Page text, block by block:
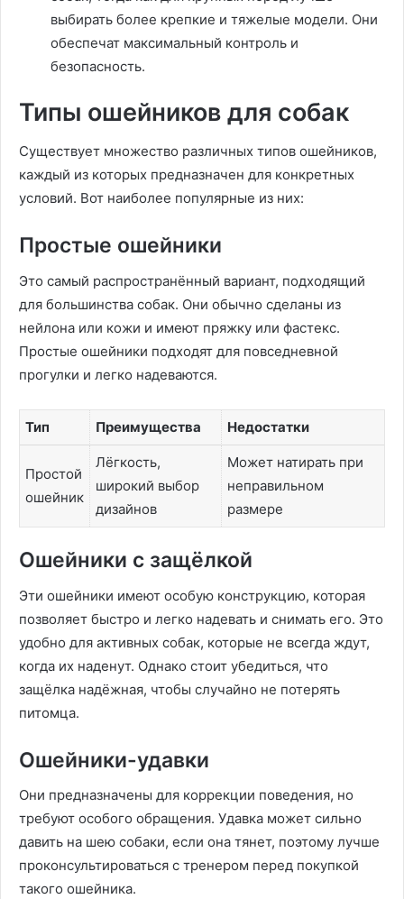
выбирать более крепкие и тяжелые модели. Они
обеспечат максимальный контроль и
безопасность.
Типы ошейников для собак
Существует множество различных типов ошейников,
каждый из которых предназначен для конкретных
условий. Вот наиболее популярные из них:
Простые ошейники
Это самый распространённый вариант, подходящий
для большинства собак. Они обычно сделаны из
нейлона или кожи и имеют пряжку или фастекс.
Простые ошейники подходят для повседневной
прогулки и легко надеваются.
Тип Преимущества Недостатки
Простой
ошейник
Лёгкость,
широкий выбор
дизайнов
Может натирать при
неправильном
размере
Ошейники с защёлкой
Эти ошейники имеют особую конструкцию, которая
позволяет быстро и легко надевать и снимать его. Это
удобно для активных собак, которые не всегда ждут,
когда их наденут. Однако стоит убедиться, что
защёлка надёжная, чтобы случайно не потерять
питомца.
Ошейники-удавки
Они предназначены для коррекции поведения, но
требуют особого обращения. Удавка может сильно
давить на шею собаки, если она тянет, поэтому лучше
проконсультироваться с тренером перед покупкой
такого ошейника.